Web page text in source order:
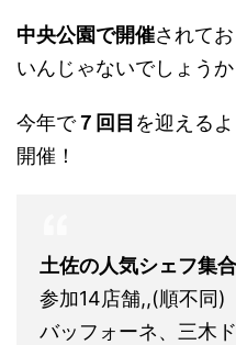
中央公園で開催されて
いんじゃないでしょうか
今年で７回目 を迎える
開催！
土佐の人気シェフ集合
参加14店舗,,(順不同)
バッフォーネ、三木